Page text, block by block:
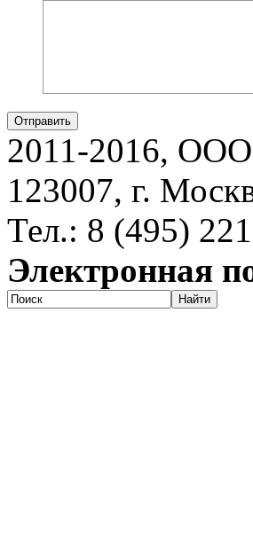
Отправить
2011-2016, ООО
123007, г.
Тел.: 8 (495)
Электронная
Найти